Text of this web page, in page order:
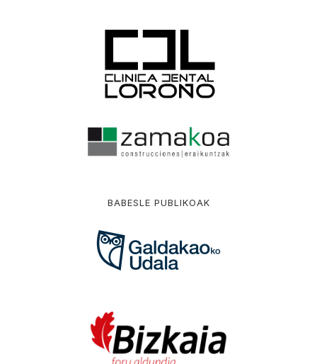
BABESLE PUBLIKOAK